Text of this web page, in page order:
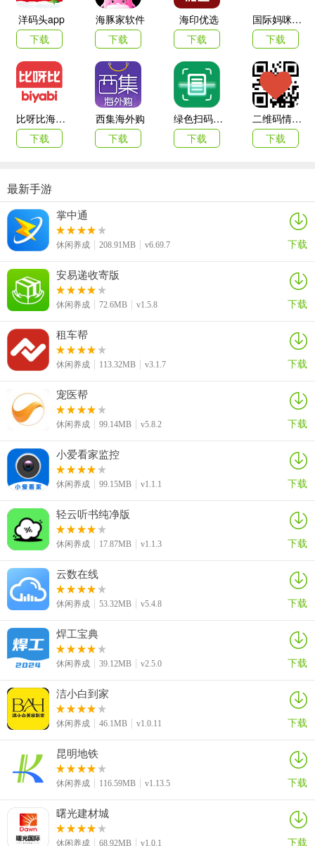
4、临床经验互通借鉴
借鉴同行案例，规避宠物诊疗误区。
软件特色
1、精准定位宠医垂直交流领域
聚焦宠物医疗行业，汇聚各地专业宠物医生，搭建专属交流平台，所
有讨论内容均围绕宠物诊疗、护理等专业方向，确保交流的专业性与
实用性。
2、支持专业文章发布与互动研讨
用户可发布诊疗心得、病例分析等专业文章，同行可针对内容留言讨
论，形成发布、探讨、总结的互动闭环，促进知识的碰撞与沉淀。
3、治疗经验共享助力诊疗水平提升
平台汇聚不同地区、不同领域宠医的临床经验，新手医生可学习成熟
治疗方案，资深医生可分享前沿技术，实现全行业从业者共同进步。
4、经验交流规避宠物健康隐患
对经验，在日常工作中提前规避宠物疾病风险，助力宠物健康成长。
5、轻量化设计适配临床工作场景
界面简洁易操作，功能模块清晰，宠医可利用工作间隙快速上线交
流、查阅资料，无需占用大量时间，高效平衡工作与学习的关系。
洋码头app
下载
海豚家软件
下载
海印优选
下载
国际妈咪海外商城
下载
比呀比海外购手机版
下载
西集海外购
下载
绿色扫码软件
下载
二维码情书生成器客户端(love letter qrcode)
下载
最新手游
掌中通
休闲养成 208.91MB v6.69.7 下载
安易递收寄版
休闲养成 72.6MB v1.5.8 下载
租车帮
休闲养成 113.32MB v3.1.7 下载
宠医帮
休闲养成 99.14MB v5.8.2 下载
小爱看家监控
休闲养成 99.15MB v1.1.1 下载
轻云听书纯净版
休闲养成 17.87MB v1.1.3 下载
云数在线
休闲养成 53.32MB v5.4.8 下载
焊工宝典
休闲养成 39.12MB v2.5.0 下载
洁小白到家
休闲养成 46.1MB v1.0.11 下载
昆明地铁
休闲养成 116.59MB v1.13.5 下载
曙光建材城
休闲养成 68.92MB v1.0.1 下载